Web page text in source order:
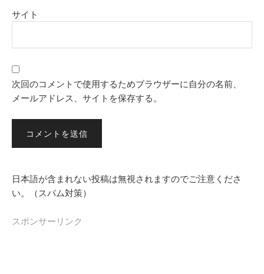
サイト
次回のコメントで使用するためブラウザーに自分の名前、
メールアドレス、サイトを保存する。
日本語が含まれない投稿は無視されますのでご注意くださ
い。（スパム対策）
スポンサーリンク